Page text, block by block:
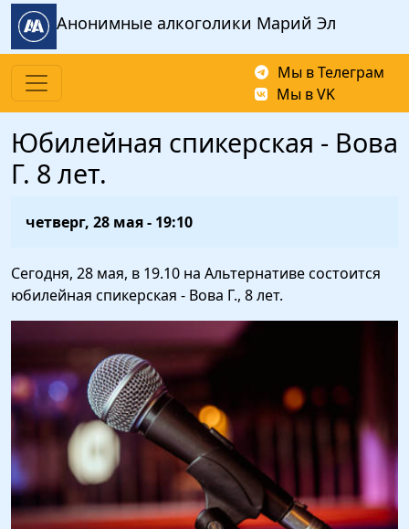
Перейти к основному содержанию
Анонимные алкоголики Марий Эл
Мы в Телеграм
Мы в VK
Юбилейная спикерская - Вова
Г. 8 лет.
четверг, 28 мая - 19:10
Сегодня, 28 мая, в 19.10 на Альтернативе состоится
юбилейная спикерская - Вова Г., 8 лет.